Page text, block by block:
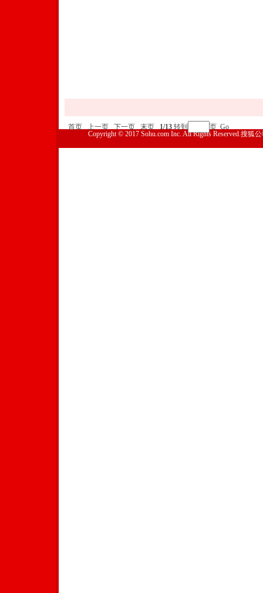
首页 上一页 下一页 末页 1/13 转到 页 Go
Copyright © 2017 Sohu.com Inc. All Rights Reserved.搜狐